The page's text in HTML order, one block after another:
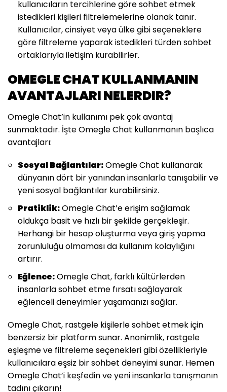
kullanıcıların tercihlerine göre sohbet etmek
istedikleri kişileri filtrelemelerine olanak tanır.
Kullanıcılar, cinsiyet veya ülke gibi seçeneklere
göre filtreleme yaparak istedikleri türden sohbet
ortaklarıyla iletişim kurabilirler.
OMEGLE CHAT KULLANMANIN
AVANTAJLARI NELERDIR?
Omegle Chat’in kullanımı pek çok avantaj
sunmaktadır. İşte Omegle Chat kullanmanın başlıca
avantajları:
Sosyal Bağlantılar:Omegle Chat kullanarak
dünyanın dört bir yanından insanlarla tanışabilir ve
yeni sosyal bağlantılar kurabilirsiniz.
Pratiklik:Omegle Chat’e erişim sağlamak
oldukça basit ve hızlı bir şekilde gerçekleşir.
Herhangi bir hesap oluşturma veya giriş yapma
zorunluluğu olmaması da kullanım kolaylığını
artırır.
Eğlence:Omegle Chat, farklı kültürlerden
insanlarla sohbet etme fırsatı sağlayarak
eğlenceli deneyimler yaşamanızı sağlar.
Omegle Chat, rastgele kişilerle sohbet etmek için
benzersiz bir platform sunar. Anonimlik, rastgele
eşleşme ve filtreleme seçenekleri gibi özellikleriyle
kullanıcılara eşsiz bir sohbet deneyimi sunar. Hemen
Omegle Chat’i keşfedin ve yeni insanlarla tanışmanın
tadını çıkarın!